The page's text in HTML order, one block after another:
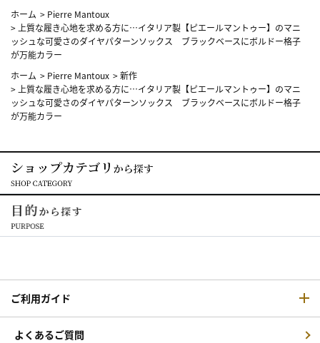
ホーム > Pierre Mantoux
> 上質な履き心地を求める方に…イタリア製【ピエールマントゥー】のマニ
ッシュな可愛さのダイヤパターンソックス ブラックベースにボルドー格子
が万能カラー
ホーム > Pierre Mantoux >新作
> 上質な履き心地を求める方に…イタリア製【ピエールマントゥー】のマニ
ッシュな可愛さのダイヤパターンソックス ブラックベースにボルドー格子
が万能カラー
ご利用ガイド
よくあるご質問